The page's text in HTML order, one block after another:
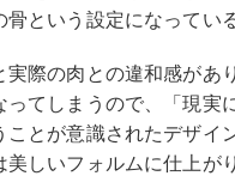
という設定になっている
実際の肉との違和感があ
ってしまうので、「現実
ことが意識されたデザイ
美しいフォルムに仕上が